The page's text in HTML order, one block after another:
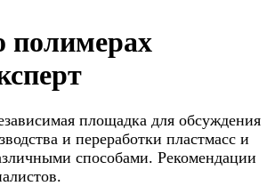
полимерах
площадка для обсуждения
и переработки пластмасс и
способами. Рекомендации